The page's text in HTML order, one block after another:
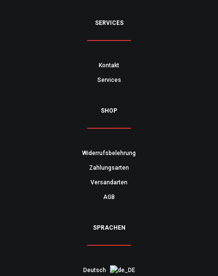
SERVICES
Kontakt
Services
SHOP
Widerrufsbelehrung
Zahlungsarten
Versandarten
AGB
SPRACHEN
Deutsch